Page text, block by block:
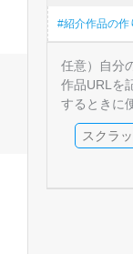
#紹介作品の作
任意）自分
作品URLを
するときに